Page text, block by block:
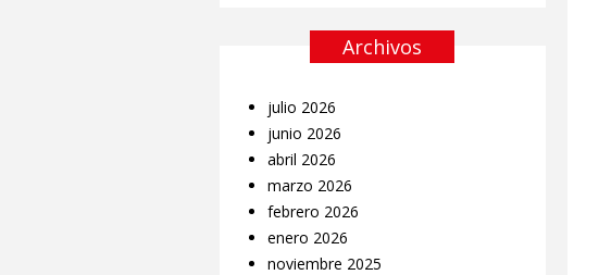
Archivos
julio 2026
junio 2026
abril 2026
marzo 2026
febrero 2026
enero 2026
noviembre 2025